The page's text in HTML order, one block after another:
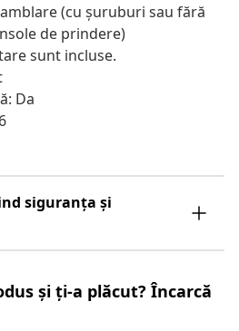
(cu șuruburi sau fără
de prindere)
sunt incluse.
Da
siguranța și
și ți-a plăcut? Încarcă